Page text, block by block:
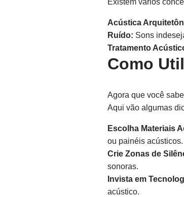
Existem vários
Acústica
Ruído: Sons
Tratamento
Como
Agora que você
Aqui vão algumas
Escolha Materiais
ou painéis acústicos.
Crie Zonas de
sonoras.
Invista em
acústico.